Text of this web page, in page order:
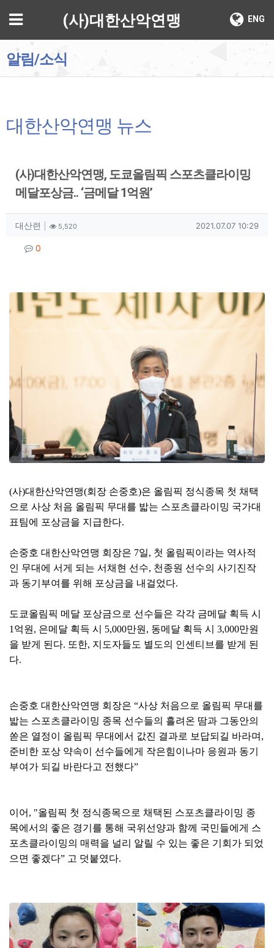
메뉴 ENG
(사)대한산악연맹
알림/소식
대한산악연맹 뉴스
(사)대한산악연맹, 도쿄올림픽 스포츠클라이밍
메달포상금.. ‘금메달 1억원’
작성자 정보
대산련 작성5,520조회 작성일
2021.07.07 10:29
컨텐츠 정보
0
(사)대한산악연맹(회장 손중호)은 올림픽 정식종목 첫 채택
으로 사상 처음 올림픽 무대를 밟는 스포츠클라이밍 국가대
표팀에 포상금을 지급한다.
손중호 대한산악연맹 회장은 7일, 첫 올림픽이라는 역사적
인 무대에 서게 되는 서채현 선수, 천종원 선수의 사기진작
과 동기부여를 위해 포상금을 내걸었다.
도쿄올림픽 메달 포상금으로 선수들은 각각 금메달 획득 시
1 억원 , 은메달 획득 시 5,000만원 , 동메달 획득 시 3,000만원
을 받게 된다. 또한, 지도자들도 별도의 인센티브를 받게 된
다.
손중호 대한산악연맹 회장은 “사상 처음으로 올림픽 무대를
밟는 스포츠클라이밍 종목 선수들의 흘려온 땀과 그동안의
쏟은 열정이 올림픽 무대에서 값진 결과로 보답되길 바라며 ,
준비한 포상 약속이 선수들에게 작은힘이나마 응원과 동기
부여가 되길 바란다고 전했다”
이어 , "올림픽 첫 정식종목으로 채택된 스포츠클라이밍 종
목에서의 좋은 경기를 통해 국위선양과 함께 국민들에게 스
포츠클라이밍의 매력을 널리 알릴 수 있는 좋은 기회가 되었
으면 좋겠다” 고 덧붙였다.